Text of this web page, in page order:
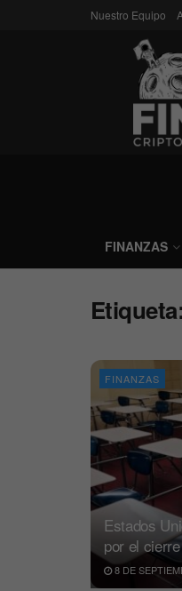
Nuestro Equipo
FINANZAS
FINANZAS
Estados
por el
8 DE